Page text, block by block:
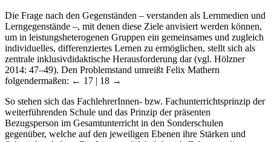
Die Frage nach den Gegenständen – verstanden als Lernmedien und
Lerngegenstände –, mit denen diese Ziele anvisiert werden können,
um in leistungsheterogenen Gruppen ein gemeinsames und zugleich
individuelles, differenziertes Lernen zu ermöglichen, stellt sich als
zentrale inklusivdidaktische Herausforderung dar (vgl. Hölzner
2014: 47–49). Den Problemstand umreißt Felix Mathern
folgendermaßen: ← 17 | 18 →
So stehen sich das FachlehrerInnen- bzw. Fachunterrichtsprinzip der
weiterführenden Schule und das Prinzip der präsenten
Bezugsperson im Gesamtunterricht in den Sonderschulen
gegenüber, welche auf den jeweiligen Ebenen ihre Stärken und